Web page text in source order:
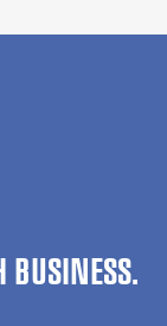
BUSINESS.